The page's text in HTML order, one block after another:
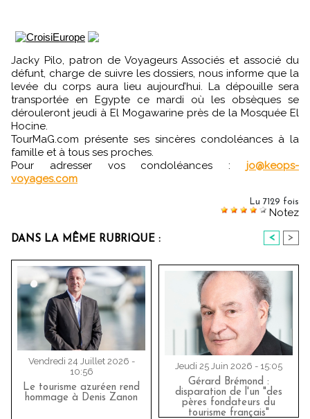
Jacky Pilo, patron de Voyageurs Associés et associé du
défunt, charge de suivre les dossiers, nous informe que la
levée du corps aura lieu aujourd’hui. La dépouille sera
transportée en Egypte ce mardi où les obsèques se
dérouleront jeudi à El Mogawarine près de la Mosquée El
Hocine.
TourMaG.com présente ses sincères condoléances à la
famille et à tous ses proches.
Pour adresser vos condoléances : jo@keops-
voyages.com
Lu 7129 fois
Notez
DANS LA MÊME RUBRIQUE : < >
Vendredi 24 Juillet 2026 -
10:56
Le tourisme azuréen rend
hommage à Denis Zanon
Jeudi 25 Juin 2026 - 15:05
Gérard Brémond :
disparation de l'un "des
pères fondateurs du
tourisme français"